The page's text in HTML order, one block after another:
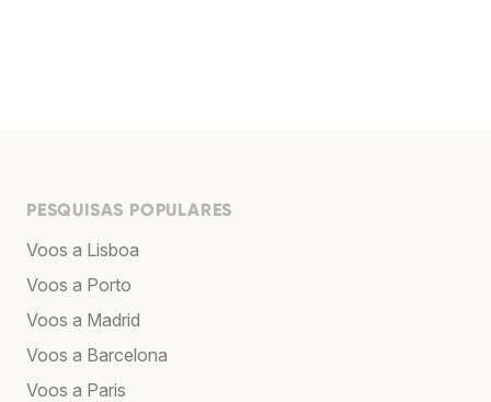
PESQUISAS POPULARES
Voos a Lisboa
Voos a Porto
Voos a Madrid
Voos a Barcelona
Voos a Paris